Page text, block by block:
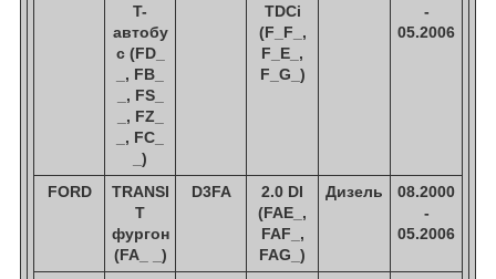
T-
автобу
с (FD_
_, FB_
_, FS_
_, FZ_
_, FC_
_)
TDCi
(F_F_,
F_E_,
F_G_)
-
05.2006
FORD
TRANSI
T
фургон
(FA_ _)
D3FA
2.0 DI
(FAE_,
FAF_,
FAG_)
Дизель
08.2000
-
05.2006